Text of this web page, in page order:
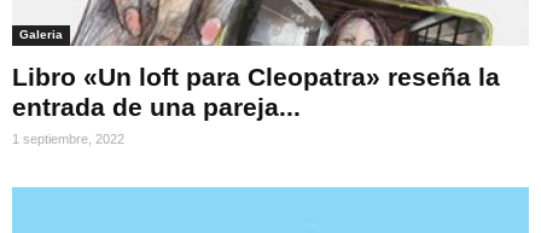
Galeria
Libro «Un loft para Cleopatra» reseña la
entrada de una pareja...
1 septiembre, 2022